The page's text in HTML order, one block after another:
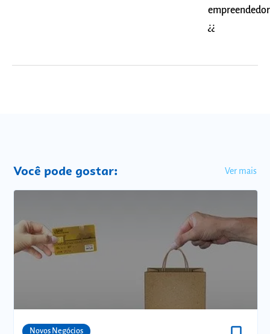
¿¿
Você pode gostar: Ver mais
Novos Negócios